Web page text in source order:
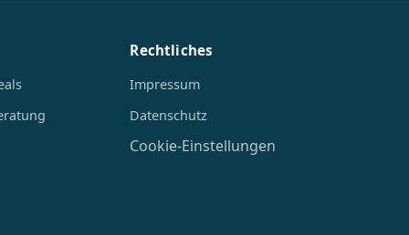
Rechtliches
Impressum
Datenschutz
Cookie-Einstellungen